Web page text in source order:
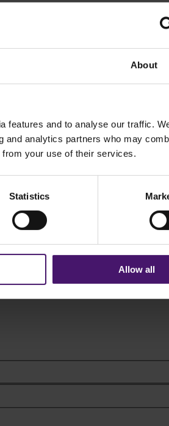
About
features and to analyse our traffic.
and analytics partners who may
from your use of their services.
Statistics
Allow all
de St. Antoniusstraat 11 (naast de
van CQM, vlakbij de